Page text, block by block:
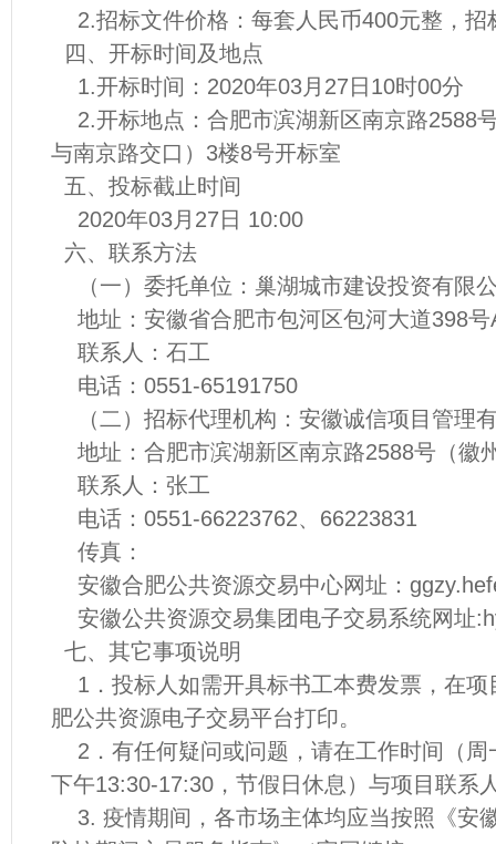
2.招标文件价格：每套人民币400元整，招
四、开标时间及地点
1.开标时间：2020年03月27日10时00分
2.开标地点：合肥市滨湖新区南京路2588
与南京路交口）3楼8号开标室
五、投标截止时间
2020年03月27日 10:00
六、联系方法
（一）委托单位：巢湖城市建设投资有限
地址：安徽省合肥市包河区包河大道398号
联系人：石工
电话：0551-65191750
（二）招标代理机构：安徽诚信项目管理
地址：合肥市滨湖新区南京路2588号（徽
联系人：张工
电话：0551-66223762、66223831
传真：
安徽合肥公共资源交易中心网址：
安徽公共资源交易集团电子交易系统网址
七、其它事项说明
1．投标人如需开具标书工本费发票，在项
肥公共资源电子交易平台打印。
2．有任何疑问或问题，请在工作时间（周
下午13:30-17:30，节假日休息）与项目联系
3. 疫情期间，各市场主体均应当按照《安